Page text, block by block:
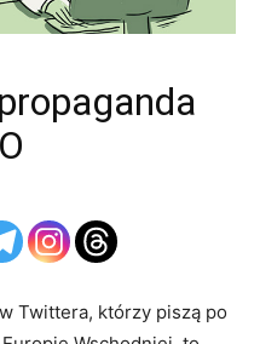
Twittera, którzy piszą po